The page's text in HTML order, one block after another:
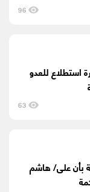
96
استطلاع للعدو
63
بأن على/ هاشم